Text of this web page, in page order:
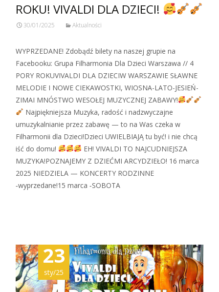
ROKU! VIVALDI DLA DZIECI!
30/01/2025 Aktualności
WYPRZEDANE! Zdobądź bilety na naszej grupie na
Facebooku: Grupa Filharmonia Dla Dzieci Warszawa // 4
PORY ROKUVIVALDI DLA DZIECIW WARSZAWIE SŁAWNE
MELODIE I NOWE CIEKAWOSTKI, WIOSNA-LATO-JESIEŃ-
ZIMAI MNÓSTWO WESOŁEJ MUZYCZNEJ ZABAWY!
Najpiękniejsza Muzyka, radość i nadzwyczajne
umuzykalnianie przez zabawę — to na Was czeka w
Filharmonii dla Dzieci!Dzieci UWIELBIAJĄ tu być! i nie chcą
iść do domu!
EH! VIVALDI TO NAJCUDNIEJSZA
MUZYKA!POZNAJEMY Z DZIEĆMI ARCYDZIEŁO! 16 marca
2025 NIEDZIELA — KONCERTY RODZINNE
‑wyprzedane!15 marca ‑SOBOTA
23
sty/25